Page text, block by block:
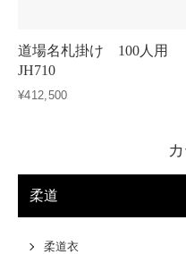
道場名札掛け 100人用
JH710
¥412,500
柔道
柔道衣